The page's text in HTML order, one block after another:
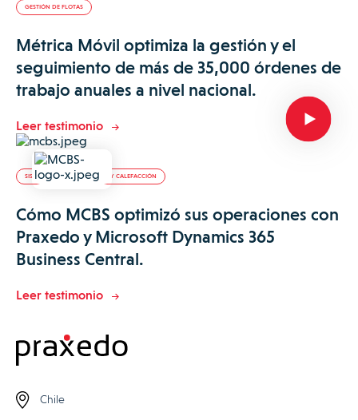
GESTIÓN DE FLOTAS
Métrica Móvil optimiza la gestión y el
seguimiento de más de 35,000 órdenes de
trabajo anuales a nivel nacional.
Leer testimonio
SISTEMAS DE CLIMATIZACIÓN Y CALEFACCIÓN
Cómo MCBS optimizó sus operaciones con
Praxedo y Microsoft Dynamics 365
Business Central.
Leer testimonio
Chile